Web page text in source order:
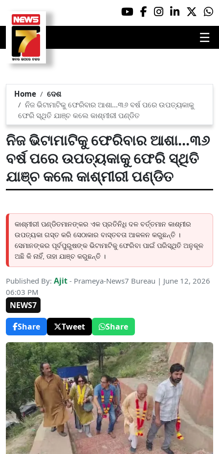
☰
Home
ଦେଶ
ନିଜ ଭିଟାମାଟିକୁ ଫେରିବାର ଆଶା...୩୬ ବର୍ଷ ପରେ ଉପତ୍ୟକାକୁ
ଫେରି ସ୍ଥିତି ଯାଞ୍ଚ କଲେ କାଶ୍ମୀରୀ ପଣ୍ଡିତ
ନିଜ ଭିଟାମାଟିକୁ ଫେରିବାର ଆଶା...୩୬
ବର୍ଷ ପରେ ଉପତ୍ୟକାକୁ ଫେରି ସ୍ଥିତି
ଯାଞ୍ଚ କଲେ କାଶ୍ମୀରୀ ପଣ୍ଡିତ
କାଶ୍ମୀରୀ ପଣ୍ଡିତମାନଙ୍କର ଏକ ପ୍ରତିନିଧି ଦଳ ବର୍ତ୍ତମାନ କାଶ୍ମୀର
ଉପତ୍ୟକା ଗସ୍ତ କରି ସେଠାକାର ବାସ୍ତବତା ଆକଳନ କରୁଛନ୍ତି ।
ସେମାନଙ୍କର ପୂର୍ବପୁରୁଷଙ୍କ ଭିଟାମାଟିକୁ ଫେରିବା ପାଇଁ ପରିସ୍ଥିତି ଅନୁକୂଳ
ଅଛି କି ନାହିଁ, ତାହା ଯାଞ୍ଚ କରୁଛନ୍ତି ।
Published By: Ajit - Prameya-News7 Bureau | June 12, 2026
06:03 PM
NEWS7
Share
Tweet Share